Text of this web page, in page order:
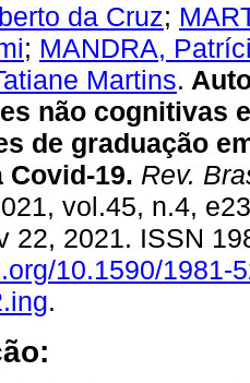
da Cruz;
; MANDRA,
Martins.
não cognitivas
de graduação
Covid-19. Rev.
vol.45, n.4,
22, 2021. ISSN
10.1590/1981-
.